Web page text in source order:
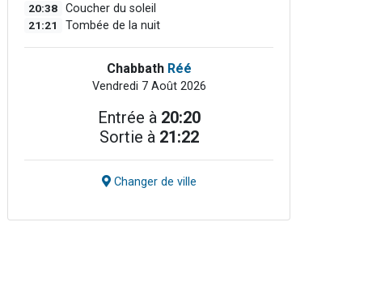
20:38 Coucher du soleil
21:21 Tombée de la nuit
Chabbath Réé
Vendredi 7 Août 2026
Entrée à 20:20
Sortie à 21:22
Changer de ville